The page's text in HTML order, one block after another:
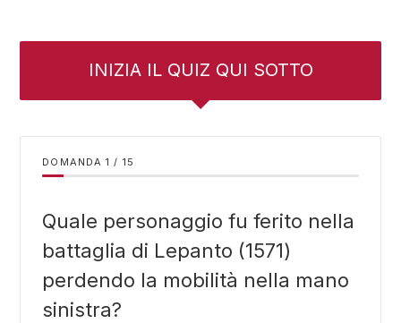
INIZIA IL QUIZ QUI SOTTO
DOMANDA / 15
Quale personaggio fu ferito nella
battaglia di Lepanto (1571)
perdendo la mobilità nella mano
sinistra?